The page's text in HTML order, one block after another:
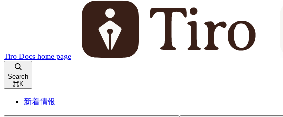
Tiro Docs home page
Search
⌘K
新着情報